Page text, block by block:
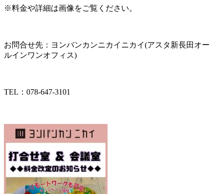
※料金や詳細は画像をご覧ください。
お問合せ先：ヨンバンカンニカイニカイ(アスタ新長田オー
ルインワンオフィス)
TEL：078-647-3101